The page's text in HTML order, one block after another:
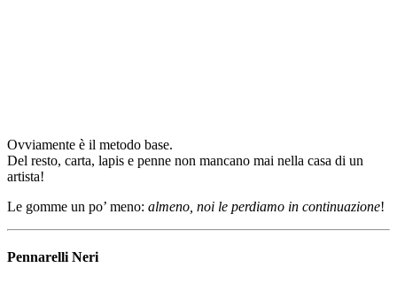
Ovviamente è il metodo base.
Del resto, carta, lapis e penne non mancano mai nella casa di un
artista!
Le gomme un po’ meno: almeno, noi le perdiamo in continuazione!
Pennarelli Neri